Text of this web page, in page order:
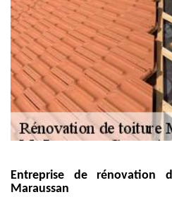
Entreprise de rénovation
Maraussan